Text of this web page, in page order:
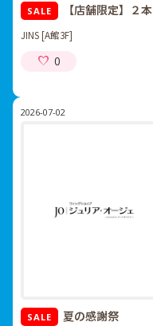
SALE 【店舗限定】２本目から10％OFFまとめ買いキャンペーン実施中！
JINS [A館3F]
0
2026-07-02
SALE 夏の感謝祭